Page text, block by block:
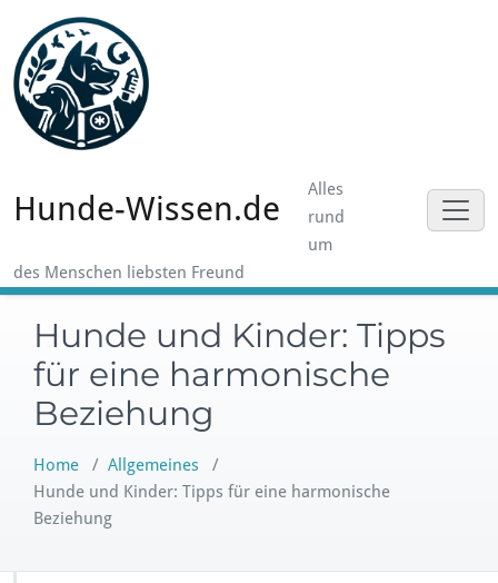
content
Hunde-Wissen.de
Alles
rund
um
des Menschen liebsten Freund
Hunde und Kinder: Tipps
für eine harmonische
Beziehung
Home / Allgemeines /
Hunde und Kinder: Tipps für eine harmonische
Beziehung